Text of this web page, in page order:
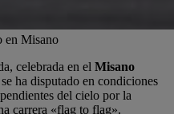
en Misano
celebrada en el Misano
se ha disputado en condiciones
del cielo por la
carrera «flag to flag».